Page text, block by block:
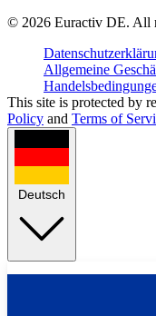
© 2026 Euractiv DE. All
Allgemeine
This site is protected by
Policy and Terms of
Deutsch